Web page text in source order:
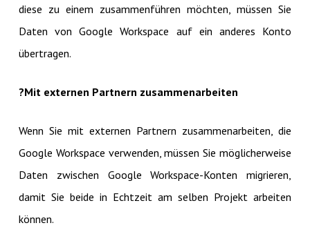
diese zu einem zusammenführen möchten, müssen Sie
Daten von Google Workspace auf ein anderes Konto
übertragen.
?Mit externen Partnern zusammenarbeiten
Wenn Sie mit externen Partnern zusammenarbeiten, die
Google Workspace verwenden, müssen Sie möglicherweise
Daten zwischen Google Workspace-Konten migrieren,
damit Sie beide in Echtzeit am selben Projekt arbeiten
können.